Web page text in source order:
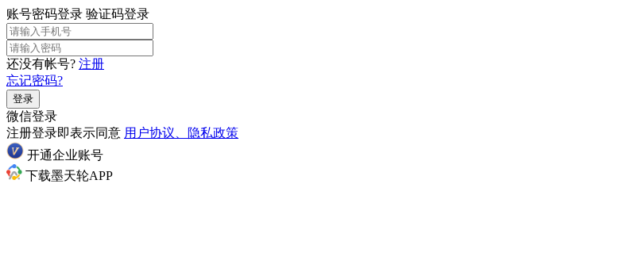
账号密码登录 验证码登录
还没有帐号? 注册
忘记密码?
登录
微信登录
注册登录即表示同意 用户协议、隐私政策
开通企业账号
下载墨天轮APP